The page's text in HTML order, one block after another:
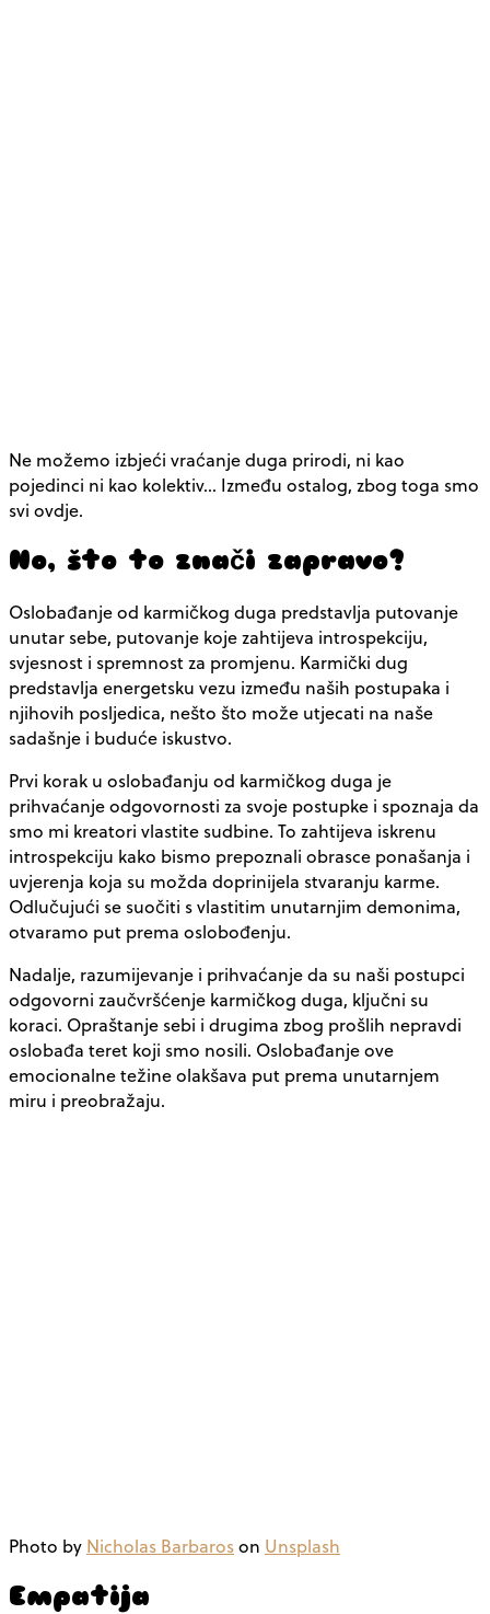
Ne možemo izbjeći vraćanje duga prirodi, ni kao
pojedinci ni kao kolektiv… Između ostalog, zbog toga smo
svi ovdje.
No, što to znači zapravo?
Oslobađanje od karmičkog duga predstavlja putovanje
unutar sebe, putovanje koje zahtijeva introspekciju,
svjesnost i spremnost za promjenu. Karmički dug
predstavlja energetsku vezu između naših postupaka i
njihovih posljedica, nešto što može utjecati na naše
sadašnje i buduće iskustvo.
Prvi korak u oslobađanju od karmičkog duga je
prihvaćanje odgovornosti za svoje postupke i spoznaja da
smo mi kreatori vlastite sudbine. To zahtijeva iskrenu
introspekciju kako bismo prepoznali obrasce ponašanja i
uvjerenja koja su možda doprinijela stvaranju karme.
Odlučujući se suočiti s vlastitim unutarnjim demonima,
otvaramo put prema oslobođenju.
Nadalje, razumijevanje i prihvaćanje da su naši postupci
odgovorni zaučvršćenje karmičkog duga, ključni su
koraci. Opraštanje sebi i drugima zbog prošlih nepravdi
oslobađa teret koji smo nosili. Oslobađanje ove
emocionalne težine olakšava put prema unutarnjem
miru i preobražaju.
Photo by Nicholas Barbaroson Unsplash
Empatija